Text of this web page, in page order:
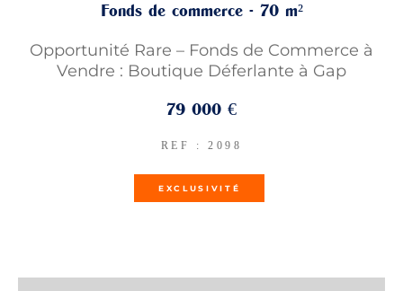
Fonds de commerce - 70 m²
Opportunité Rare – Fonds de Commerce à
Vendre : Boutique Déferlante à Gap
79 000 €
REF : 2098
EXCLUSIVITÉ